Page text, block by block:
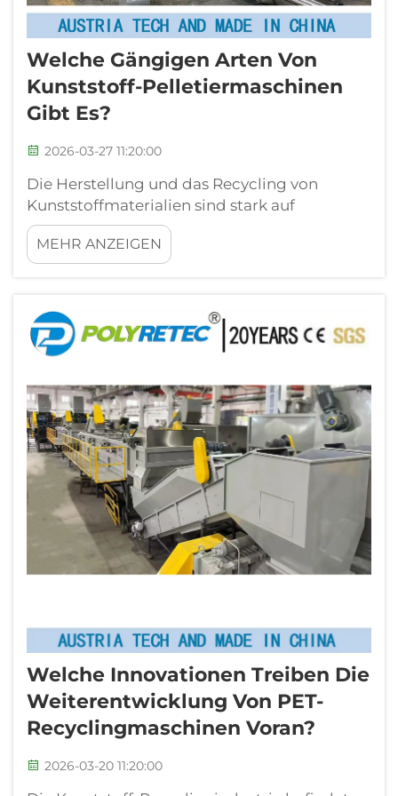
Welche Gängigen Arten Von
Kunststoff-Pelletiermaschinen
Gibt Es?
2026-03-27 11:20:00
Die Herstellung und das Recycling von
Kunststoffmaterialien sind stark auf
Spezialausrüstung angewiesen, die
Rohpolymere und Kunststoffabfälle in
gleichmäßige, hochwertige Pellets
Pelletiermaschinen bilden das Rückgrat der
Kunststoffindustrie …
MEHR ANZEIGEN
Welche Innovationen Treiben Die
Weiterentwicklung Von PET-
Recyclingmaschinen Voran?
2026-03-20 11:20:00